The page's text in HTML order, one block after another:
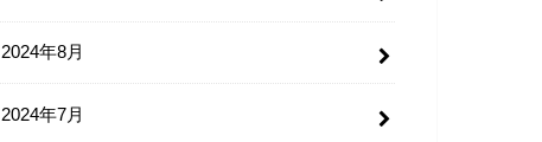
2024年8月
2024年7月